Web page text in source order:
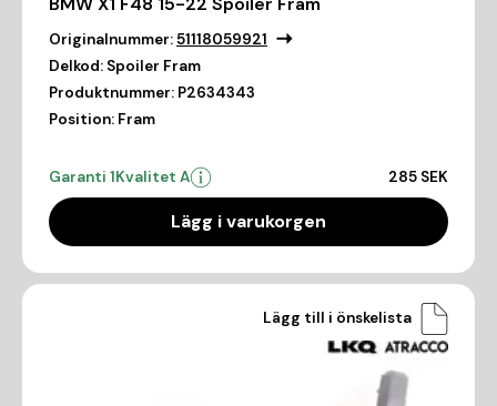
Originalnummer:51118059921
Delkod: Spoiler Fram
Produktnummer: P2634343
Position: Fram
Garanti 1Kvalitet A 285 SEK
Lägg i varukorgen
Lägg till i önskelista